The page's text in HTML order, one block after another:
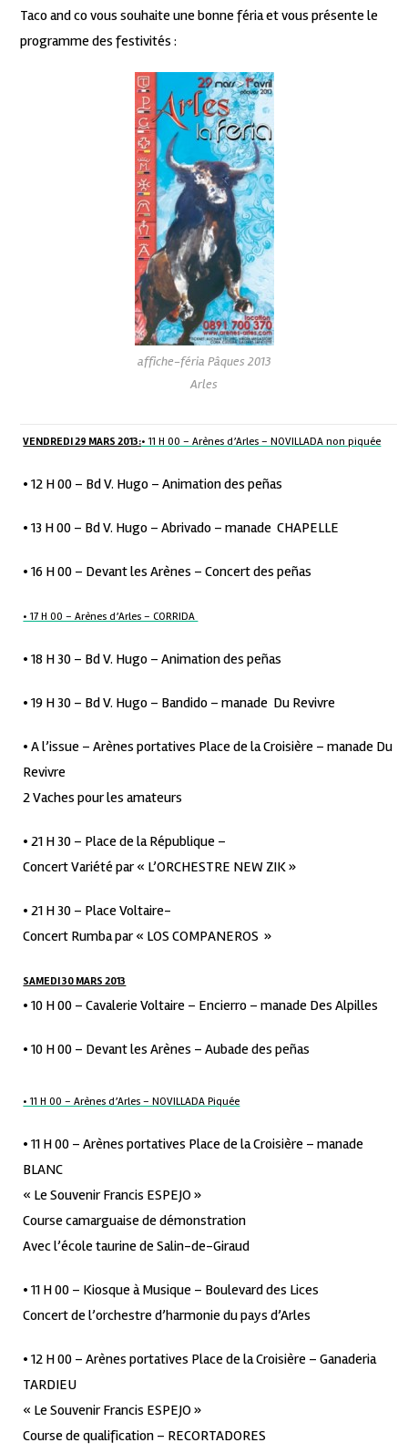
Taco and co vous souhaite une bonne féria et vous présente le
programme des festivités :
affiche-féria Pâques 2013
Arles
VENDREDI 29 MARS 2013:• 11 H 00 – Arènes d’Arles – NOVILLADA non piquée
• 12 H 00 – Bd V. Hugo – Animation des peñas
• 13 H 00 – Bd V. Hugo – Abrivado – manade CHAPELLE
• 16 H 00 – Devant les Arènes – Concert des peñas
• 17 H 00 – Arènes d’Arles – CORRIDA
• 18 H 30 – Bd V. Hugo – Animation des peñas
• 19 H 30 – Bd V. Hugo – Bandido – manade Du Revivre
• A l’issue – Arènes portatives Place de la Croisière – manade Du
Revivre
2 Vaches pour les amateurs
• 21 H 30 – Place de la République –
Concert Variété par « L’ORCHESTRE NEW ZIK »
• 21 H 30 – Place Voltaire-
Concert Rumba par « LOS COMPANEROS »
SAMEDI 30 MARS 2013
• 10 H 00 – Cavalerie Voltaire – Encierro – manade Des Alpilles
• 10 H 00 – Devant les Arènes – Aubade des peñas
• 11 H 00 – Arènes d’Arles – NOVILLADA Piquée
• 11 H 00 – Arènes portatives Place de la Croisière – manade
BLANC
« Le Souvenir Francis ESPEJO »
Course camarguaise de démonstration
Avec l’école taurine de Salin-de-Giraud
• 11 H 00 – Kiosque à Musique – Boulevard des Lices
Concert de l’orchestre d’harmonie du pays d’Arles
• 12 H 00 – Arènes portatives Place de la Croisière – Ganaderia
TARDIEU
« Le Souvenir Francis ESPEJO »
Course de qualification – RECORTADORES